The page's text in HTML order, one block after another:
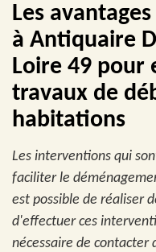
Les
à Antiquaire
Loire 49 pour
travaux de
habitations
Les interventions qui
faciliter le
est possible de réaliser
d'effectuer ces
nécessaire de contacter